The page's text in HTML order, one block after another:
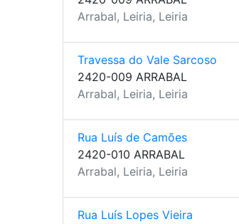
Arrabal, Leiria, Leiria
Travessa do Vale Sarcoso
2420-009 ARRABAL
Arrabal, Leiria, Leiria
Rua Luís de Camões
2420-010 ARRABAL
Arrabal, Leiria, Leiria
Rua Luís Lopes Vieira